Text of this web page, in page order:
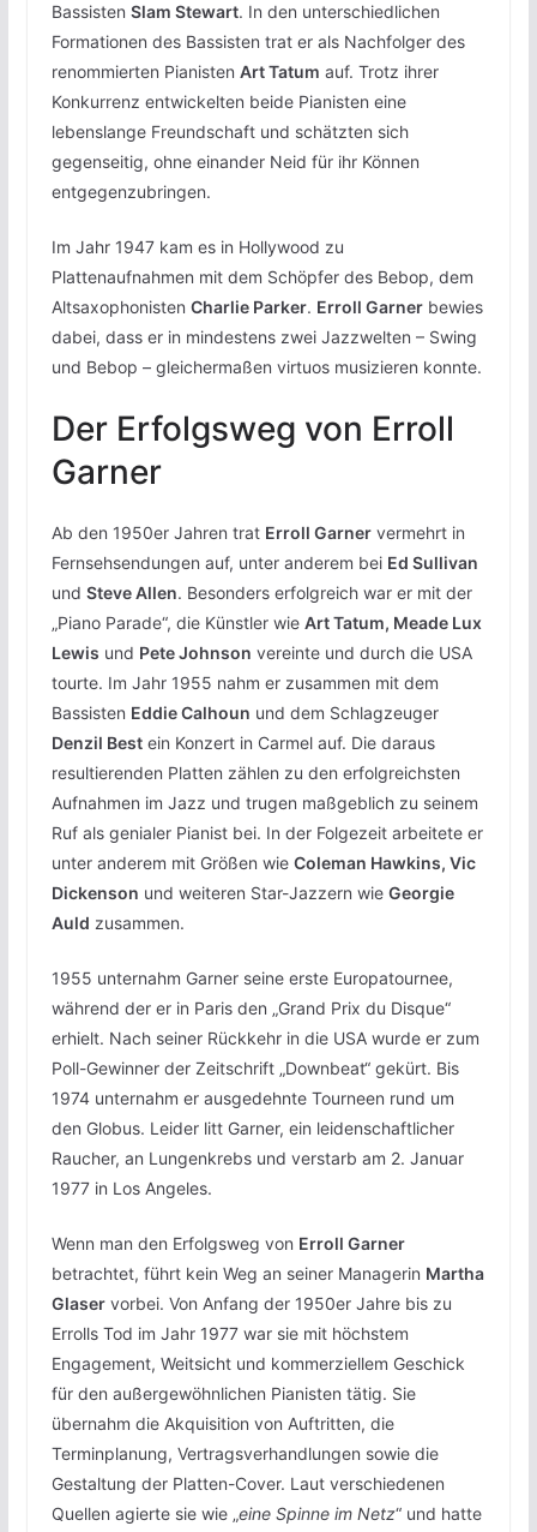
Bassisten Slam Stewart. In den unterschiedlichen
Formationen des Bassisten trat er als Nachfolger des
renommierten Pianisten Art Tatum auf. Trotz ihrer
Konkurrenz entwickelten beide Pianisten eine
lebenslange Freundschaft und schätzten sich
gegenseitig, ohne einander Neid für ihr Können
entgegenzubringen.
Im Jahr 1947 kam es in Hollywood zu
Plattenaufnahmen mit dem Schöpfer des Bebop, dem
Altsaxophonisten Charlie Parker. Erroll Garnerbewies
dabei, dass er in mindestens zwei Jazzwelten – Swing
und Bebop – gleichermaßen virtuos musizieren konnte.
Der Erfolgsweg von Erroll
Garner
Ab den 1950er Jahren trat Erroll Garnervermehrt in
Fernsehsendungen auf, unter anderem bei Ed Sullivan
und Steve Allen. Besonders erfolgreich war er mit der
„Piano Parade“, die Künstler wie Art Tatum, Meade Lux
Lewis und Pete Johnson vereinte und durch die USA
tourte. Im Jahr 1955 nahm er zusammen mit dem
Bassisten Eddie Calhoun und dem Schlagzeuger
Denzil Bestein Konzert in Carmel auf. Die daraus
resultierenden Platten zählen zu den erfolgreichsten
Aufnahmen im Jazz und trugen maßgeblich zu seinem
Ruf als genialer Pianist bei. In der Folgezeit arbeitete er
unter anderem mit Größen wie Coleman Hawkins, Vic
Dickenson und weiteren Star-Jazzern wie Georgie
Auld zusammen.
1955 unternahm Garner seine erste Europatournee,
während der er in Paris den „Grand Prix du Disque“
erhielt. Nach seiner Rückkehr in die USA wurde er zum
Poll-Gewinner der Zeitschrift „Downbeat“ gekürt. Bis
1974 unternahm er ausgedehnte Tourneen rund um
den Globus. Leider litt Garner, ein leidenschaftlicher
Raucher, an Lungenkrebs und verstarb am 2. Januar
1977 in Los Angeles.
Wenn man den Erfolgsweg von Erroll Garner
betrachtet, führt kein Weg an seiner Managerin Martha
Glaservorbei. Von Anfang der 1950er Jahre bis zu
Errolls Tod im Jahr 1977 war sie mit höchstem
Engagement, Weitsicht und kommerziellem Geschick
für den außergewöhnlichen Pianisten tätig. Sie
übernahm die Akquisition von Auftritten, die
Terminplanung, Vertragsverhandlungen sowie die
Gestaltung der Platten-Cover. Laut verschiedenen
Quellen agierte sie wie „eine Spinne im Netz“ und hatte